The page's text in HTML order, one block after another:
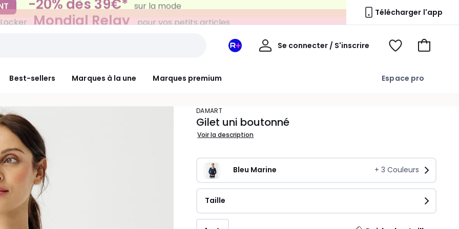
Mondial Relay pour vos petits articles Télécharger l'app
Best-sellers Marques à la une Marques premium Espace pro
Mon
Se connecter / S'inscrire
Mon
Voir
Voir
DAMART
Gilet uni boutonné
Voir la description
Bleu Marine + 3 Couleurs
Taille